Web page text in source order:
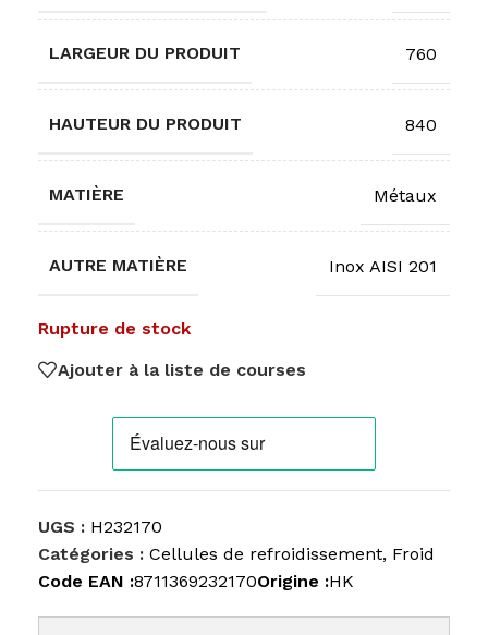
LARGEUR DU PRODUIT 760
HAUTEUR DU PRODUIT 840
MATIÈRE Métaux
AUTRE MATIÈRE Inox AISI 201
Rupture de stock
Ajouter à la liste de courses
UGS : H232170
Catégories : Cellules de refroidissement, Froid
Code EAN :8711369232170Origine :HK